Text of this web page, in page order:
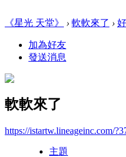
《星光 天堂》 › 軟軟來了 ›
加為好友
發送消息
軟軟來了
https://istartw.lineageinc.com/
主題